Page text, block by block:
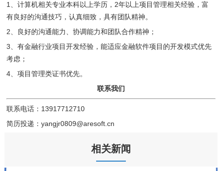
1、计算机相关专业本科以上学历，2年以上项目管理相关经验，富
有良好的沟通技巧，认真细致，具有团队精神。
2、良好的沟通能力、协调能力和团队合作精神；
3、有金融行业项目开发经验，能适应金融软件项目的开发模式优先
考虑；
4、项目管理类证书优先。
联系我们
联系电话：13917712710
简历投递：yangjr0809@aresoft.cn
相关新闻